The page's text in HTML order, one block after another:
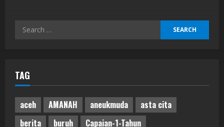
Search
TAG
aceh AMANAH aneukmuda
asta cita
berita
buruh
Capaian-1-Tahun